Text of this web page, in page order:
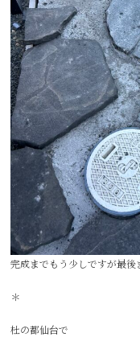
完成までもう少しですが最後
＊
杜の都仙台で